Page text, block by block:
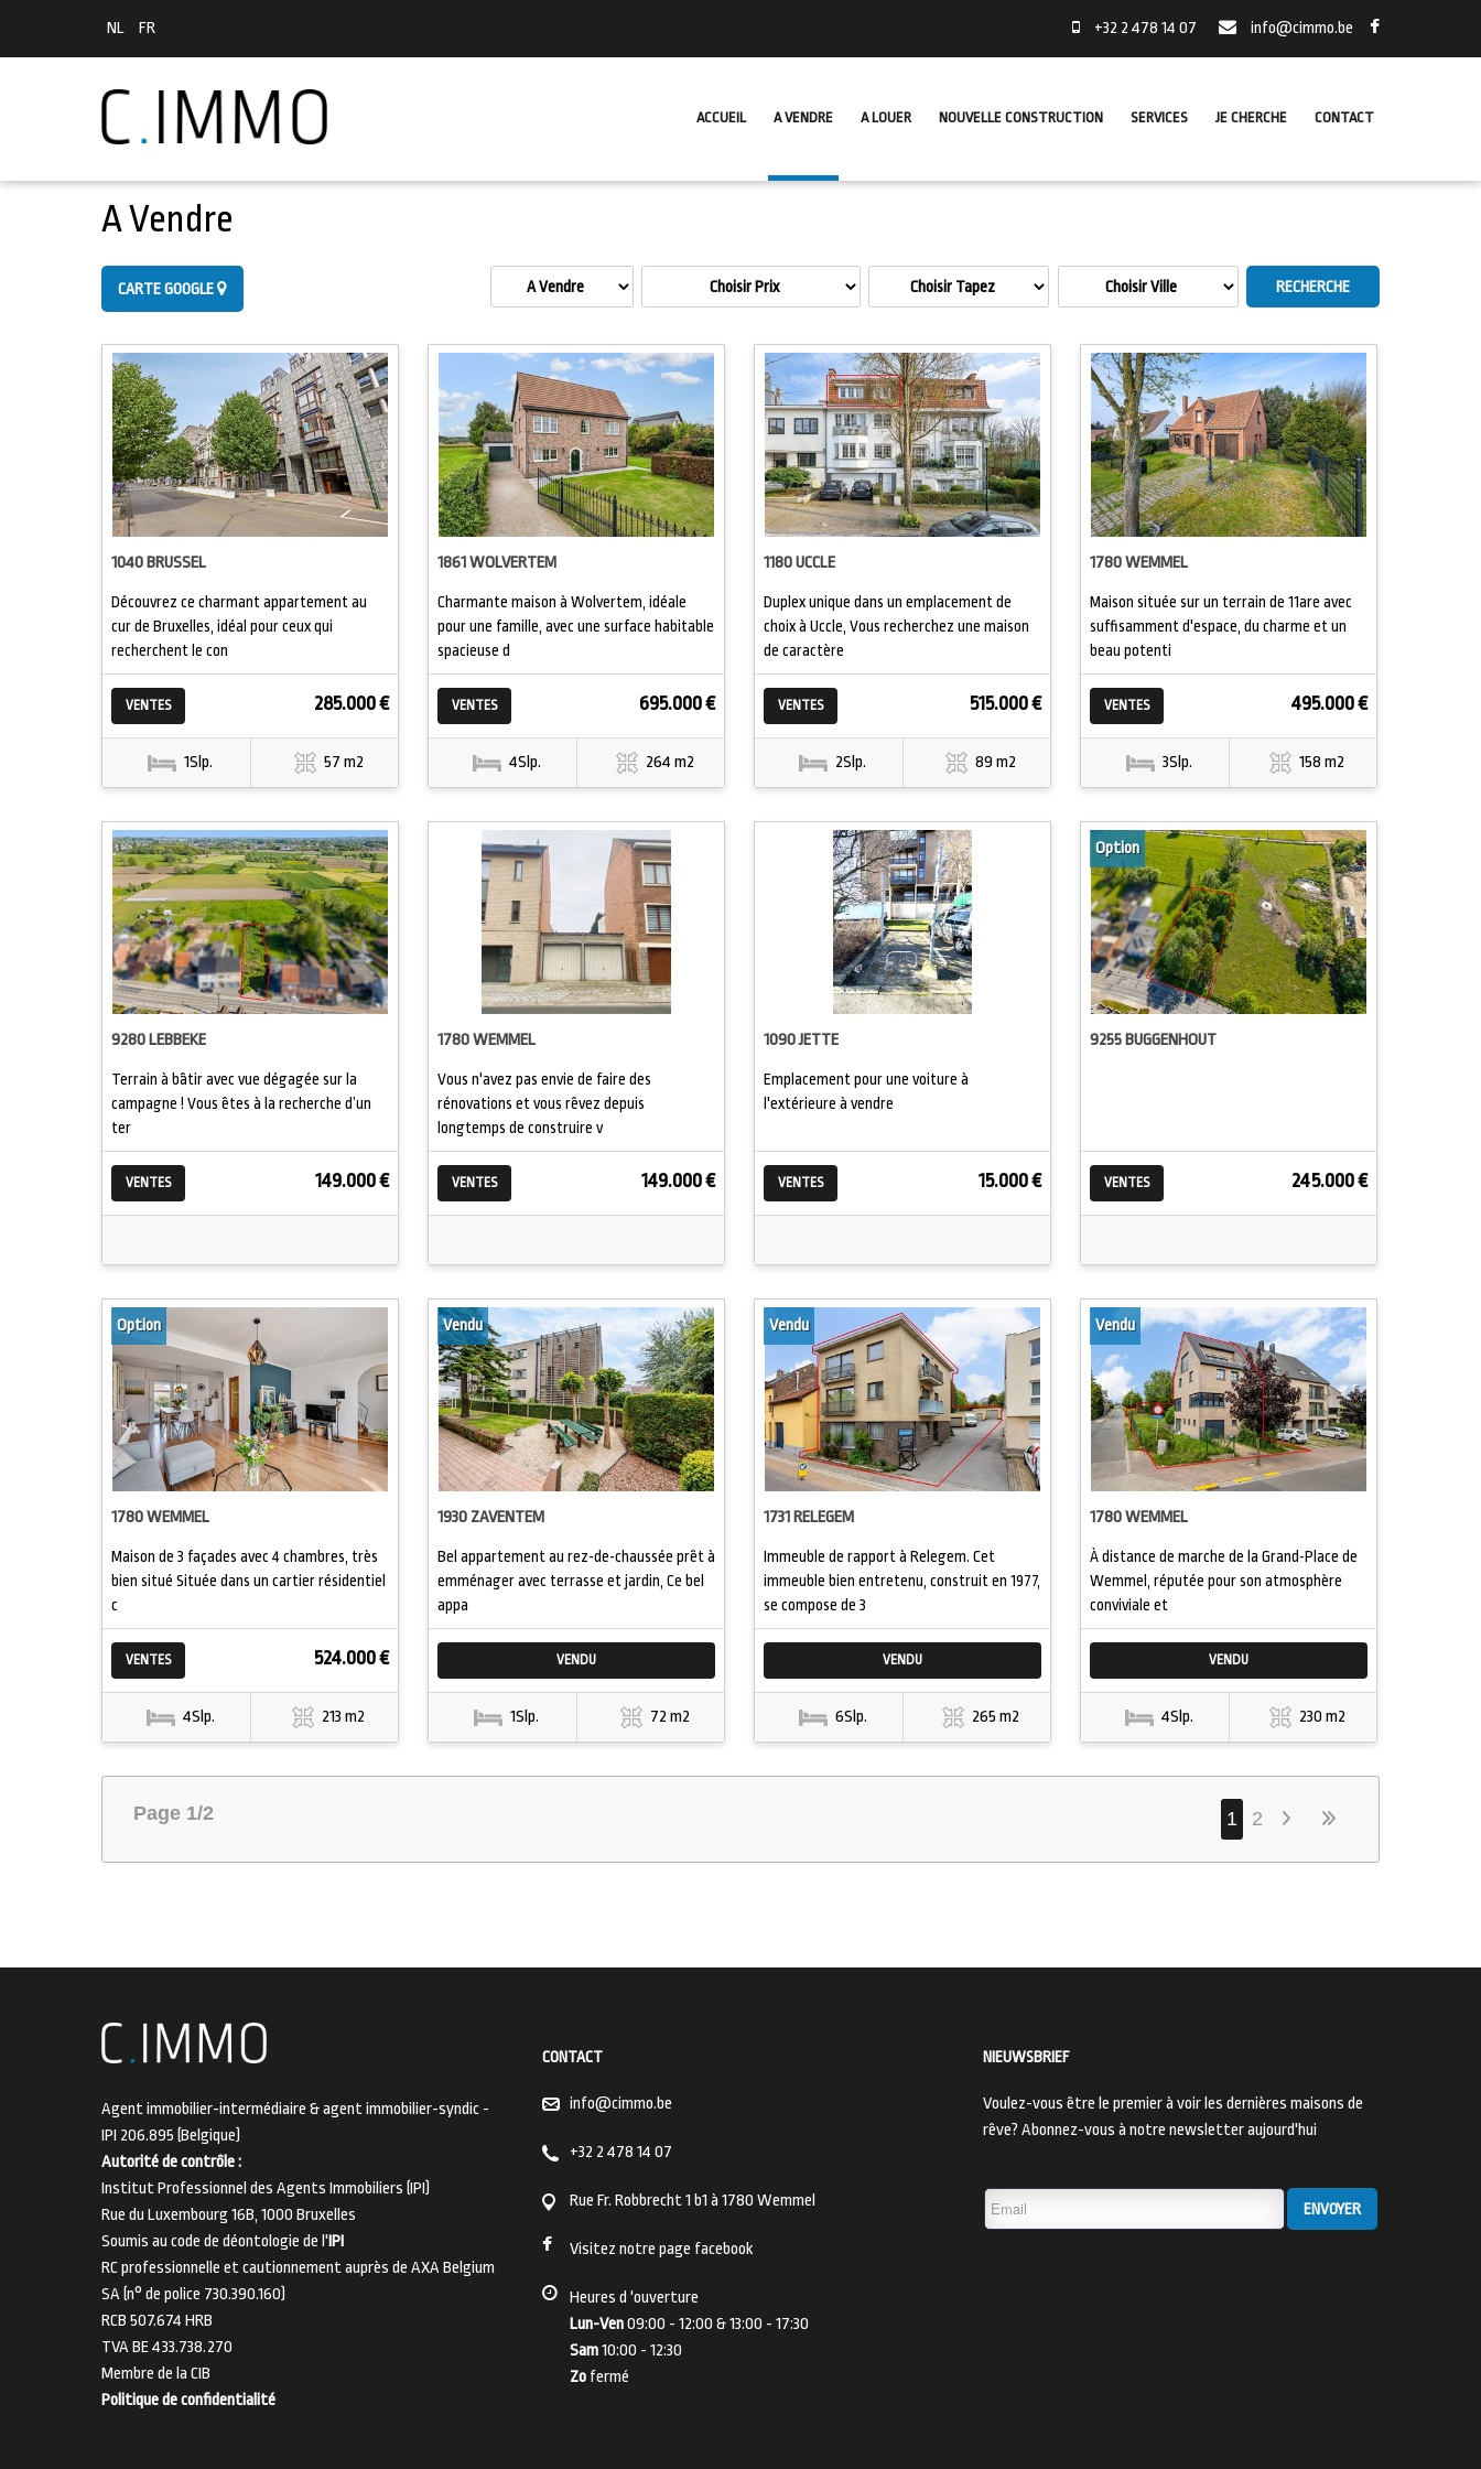
NL FR info@cimmo.be
+32 2 478 14 07
ACCUEIL A VENDRE A LOUER NOUVELLE CONSTRUCTION SERVICES JE CHERCHE CONTACT
A Vendre
CARTE GOOGLE
1040 BRUSSEL
Découvrez ce charmant appartement au
cur de Bruxelles, idéal pour ceux qui
recherchent le con
VENTES 285.000 €
1Slp. 57 m2
1861 WOLVERTEM
Charmante maison à Wolvertem, idéale
pour une famille, avec une surface habitable
spacieuse d
VENTES 695.000 €
4Slp. 264 m2
1180 UCCLE
Duplex unique dans un emplacement de
choix à Uccle, Vous recherchez une maison
de caractère
VENTES 515.000 €
2Slp. 89 m2
1780 WEMMEL
Maison située sur un terrain de 11are avec
suffisamment d'espace, du charme et un
beau potenti
VENTES 495.000 €
3Slp. 158 m2
9280 LEBBEKE
Terrain à bâtir avec vue dégagée sur la
campagne ! Vous êtes à la recherche d’un
ter
VENTES 149.000 €
1780 WEMMEL
Vous n'avez pas envie de faire des
rénovations et vous rêvez depuis
longtemps de construire v
VENTES 149.000 €
1090 JETTE
Emplacement pour une voiture à
l'extérieure à vendre
VENTES 15.000 €
Option
9255 BUGGENHOUT
VENTES 245.000 €
Option
1780 WEMMEL
Maison de 3 façades avec 4 chambres, très
bien situé Située dans un cartier résidentiel
c
VENTES 524.000 €
4Slp. 213 m2
Vendu
1930 ZAVENTEM
Bel appartement au rez-de-chaussée prêt à
emménager avec terrasse et jardin, Ce bel
appa
VENDU
1Slp. 72 m2
Vendu
1731 RELEGEM
Immeuble de rapport à Relegem. Cet
immeuble bien entretenu, construit en 1977,
se compose de 3
VENDU
6Slp. 265 m2
Vendu
1780 WEMMEL
À distance de marche de la Grand-Place de
Wemmel, réputée pour son atmosphère
conviviale et
VENDU
4Slp. 230 m2
Page 1/2 1 2
Agent immobilier-intermédiaire & agent immobilier-syndic -
IPI 206.895 (Belgique)
Autorité de contrôle :
Institut Professionnel des Agents Immobiliers (IPI)
Rue du Luxembourg 16B, 1000 Bruxelles
Soumis au code de déontologie de l'IPI
RC professionnelle et cautionnement auprès de AXA Belgium
SA (n° de police 730.390.160)
RCB 507.674 HRB
TVA BE 433.738.270
Membre de la CIB
Politique de confidentialité
CONTACT
info@cimmo.be
+32 2 478 14 07
Rue Fr. Robbrecht 1 b1 à 1780 Wemmel
Visitez notre page facebook
Heures d 'ouverture
Lun-Ven09:00 - 12:00 & 13:00 - 17:30
Sam10:00 - 12:30
Zo fermé
NIEUWSBRIEF
Voulez-vous être le premier à voir les dernières maisons de
rêve? Abonnez-vous à notre newsletter aujourd'hui